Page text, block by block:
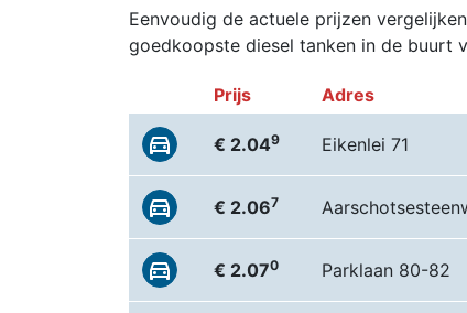
Eenvoudig de actuele prijzen
goedkoopste diesel tanken in de buurt
Prijs Adres
€ 2.049 Eikenlei 71
€ 2.067
€ 2.070 Parklaan 80-82